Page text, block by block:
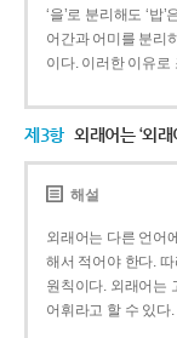
‘을’로 분리해도 ‘밥
어간과 어미를 분리
이다. 이러한 이유로
제3항 외래어는 ‘외
해설
외래어는 다른 언어
해서 적어야 한다. 따
원칙이다. 외래어는
어휘라고 할 수 있다.